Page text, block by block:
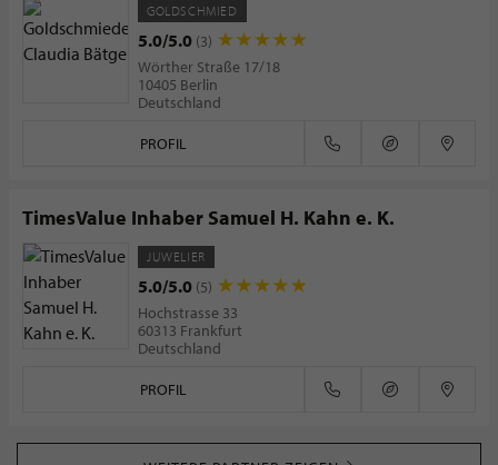
GOLDSCHMIED
5.0/5.0 (3)
Wörther Straße 17/18
10405 Berlin
Deutschland
PROFIL
TimesValue Inhaber Samuel H. Kahn e. K.
JUWELIER
5.0/5.0 (5)
Hochstrasse 33
60313 Frankfurt
Deutschland
PROFIL